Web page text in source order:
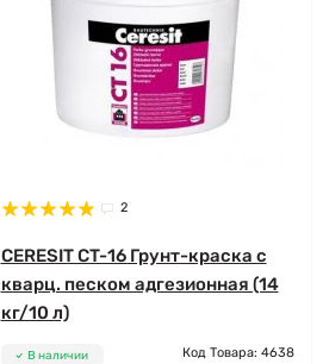
2
CERESIT CT-16 Грунт-краска с
кварц. песком адгезионная (14
кг/10 л)
В наличии Код Товара: 4638